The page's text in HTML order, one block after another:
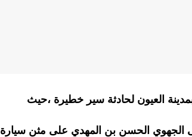
العيون لحادثة سير خطيرة ،حيث
الحسن بن المهدي على مثن سيارة